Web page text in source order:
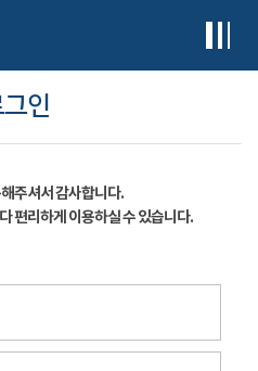
인
주셔서 감사합니다.
편리하게 이용하실 수 있습니다.